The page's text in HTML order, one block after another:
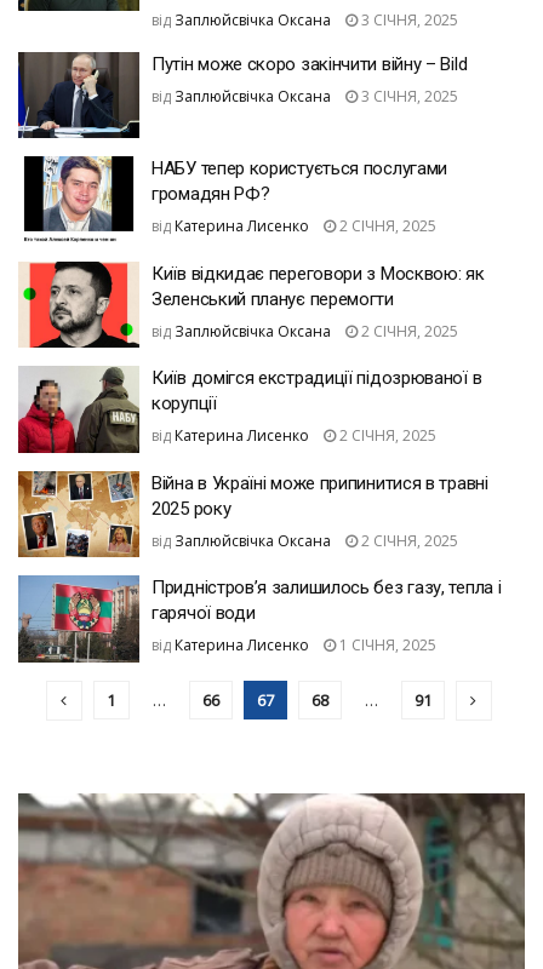
від Заплюйсвічка Оксана 3 СІЧНЯ, 2025
Путін може скоро закінчити війну – Bild
від Заплюйсвічка Оксана 3 СІЧНЯ, 2025
НАБУ тепер користується послугами
громадян РФ?
від Катерина Лисенко 2 СІЧНЯ, 2025
Київ відкидає переговори з Москвою: як
Зеленський планує перемогти
від Заплюйсвічка Оксана 2 СІЧНЯ, 2025
Київ домігся екстрадиції підозрюваної в
корупції
від Катерина Лисенко 2 СІЧНЯ, 2025
Війна в Україні може припинитися в травні
2025 року
від Заплюйсвічка Оксана 2 СІЧНЯ, 2025
Придністров’я залишилось без газу, тепла і
гарячої води
від Катерина Лисенко 1 СІЧНЯ, 2025
1 … 66 67 68 … 91